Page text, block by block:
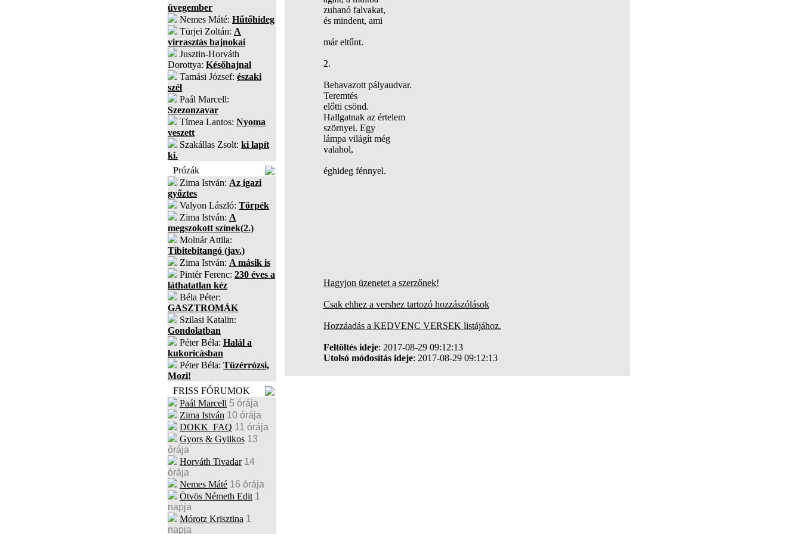
üvegember
Nemes Máté: Hűtőhideg
Türjei Zoltán: A
virrasztás bajnokai
Jusztin-Horváth
Dorottya: Későhajnal
Tamási József: északi
szél
Paál Marcell:
Szezonzavar
Tímea Lantos: Nyoma
veszett
Szakállas Zsolt: ki lapít
ki.
Prózák
Zima István: Az igazi
győztes
Valyon László: Törpék
Zima István: A
megszokott színek(2.)
Molnár Attila:
Tibitebitangó (jav.)
Zima István: A másik is
Pintér Ferenc: 230 éves a
láthatatlan kéz
Béla Péter:
GASZTROMÁK
Szilasi Katalin:
Gondolatban
Péter Béla: Halál a
kukoricásban
Péter Béla: Tüzérrózsi,
Mozi!
FRISS FÓRUMOK
Paál Marcell 5 órája
Zima István 10 órája
DOKK_FAQ 11 órája
Gyors & Gyilkos 13
órája
Horváth Tivadar 14
órája
Nemes Máté 16 órája
Ötvös Németh Edit 1
napja
Mórotz Krisztina 1
napja
zuhanó falvakat,
és mindent, ami
már eltűnt.
2.
Behavazott pályaudvar.
Teremtés
előtti csönd.
Hallgatnak az értelem
szörnyei. Egy
lámpa világít még
valahol,
éghideg fénnyel.
Hagyjon üzenetet a szerzőnek!
Csak ehhez a vershez tartozó hozzászólások
Hozzáadás a KEDVENC VERSEK listájához.
Feltöltés ideje: 2017-08-29 09:12:13
Utolsó módosítás ideje: 2017-08-29 09:12:13